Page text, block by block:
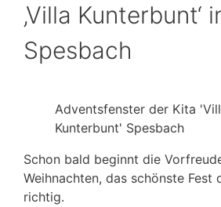
‚Villa Kunterbunt‘
Spesbach
Adventsfenster der Kita
Kunterbunt' Spesbach
Schon bald beginnt die
Weihnachten, das schönste Fest
richtig.